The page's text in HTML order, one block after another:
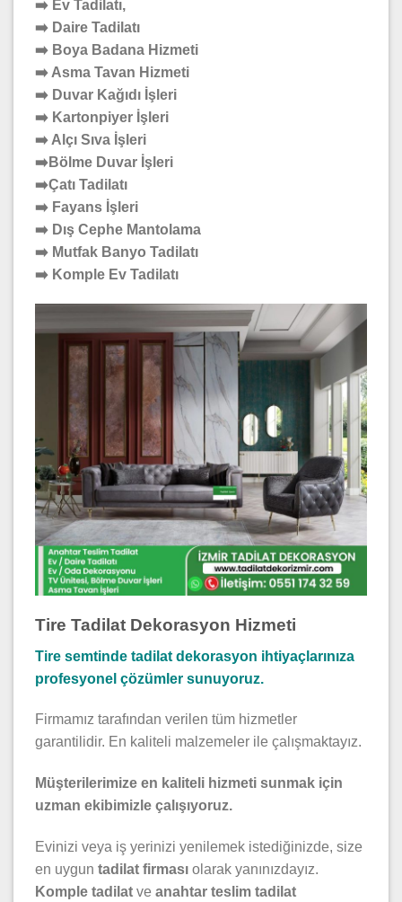
➡️ Ev Tadilatı,
➡️ Daire Tadilatı
➡️ Boya Badana Hizmeti
➡️ Asma Tavan Hizmeti
➡️ Duvar Kağıdı İşleri
➡️ Kartonpiyer İşleri
➡️ Alçı Sıva İşleri
➡️Bölme Duvar İşleri
➡️Çatı Tadilatı
➡️ Fayans İşleri
➡️ Dış Cephe Mantolama
➡️ Mutfak Banyo Tadilatı
➡️ Komple Ev Tadilatı
Tire Tadilat Dekorasyon Hizmeti
Tire semtinde tadilat dekorasyon ihtiyaçlarınıza
profesyonel çözümler sunuyoruz.
Firmamız tarafından verilen tüm hizmetler
garantilidir. En kaliteli malzemeler ile çalışmaktayız.
Müşterilerimize en kaliteli hizmeti sunmak için
uzman ekibimizle çalışıyoruz.
Evinizi veya iş yerinizi yenilemek istediğinizde, size
en uygun tadilat firması olarak yanınızdayız.
Komple tadilat ve anahtar teslim tadilat